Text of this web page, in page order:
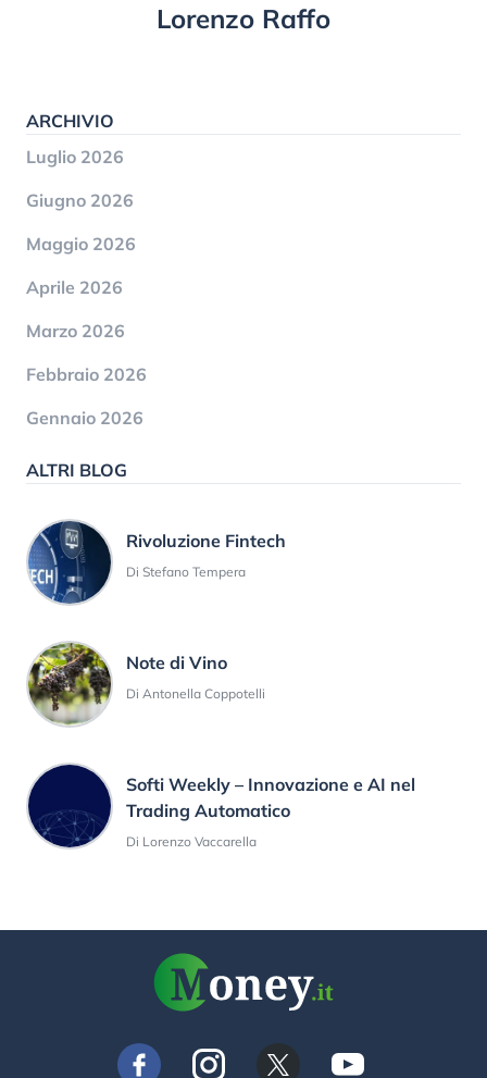
Lorenzo Raffo
ARCHIVIO
Luglio 2026
Giugno 2026
Maggio 2026
Aprile 2026
Marzo 2026
Febbraio 2026
Gennaio 2026
ALTRI BLOG
Rivoluzione Fintech
Di Stefano Tempera
Note di Vino
Di Antonella Coppotelli
Softi Weekly – Innovazione e AI nel
Trading Automatico
Di Lorenzo Vaccarella